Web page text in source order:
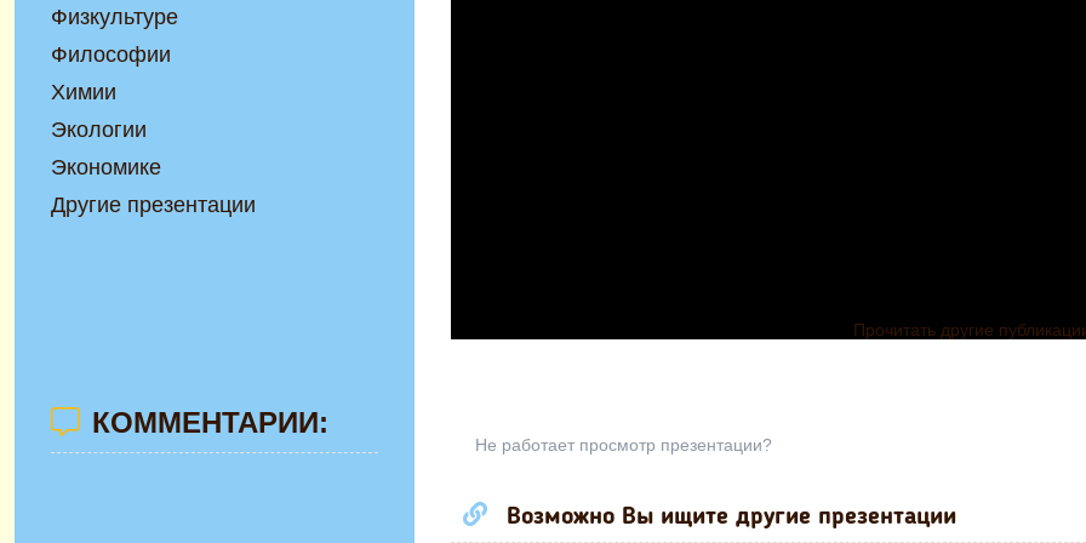
Прочитать другие
Не работает просмотр презентации?
Возможно Вы ищите другие презентации
Презентация для
детей
Физкультуре
Философии
Химии
Экологии
Экономике
Другие презентации
КОММЕНТАРИИ: